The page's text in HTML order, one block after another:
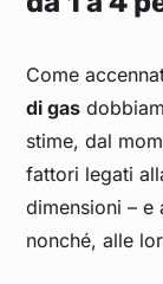
Come
di gas
stime, dal
fattori legati
dimensioni – e
nonché, alle